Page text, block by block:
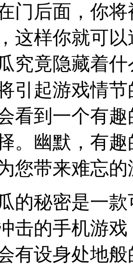
门后面，你
这样你就可
究竟隐藏着
引起游戏情
看到一个有
。幽默，有
您带来难忘
的秘密是一
击的手机游
有设身处地